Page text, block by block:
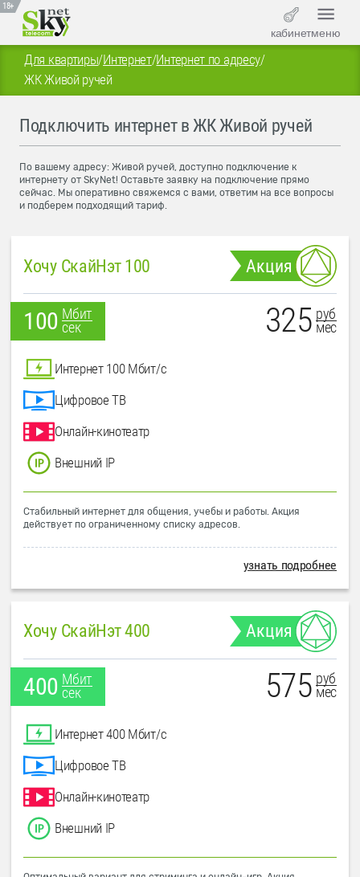
18+
кабинетменю
Для квартиры/Интернет/Интернет по адресу/
ЖК Живой ручей
Подключить интернет в ЖК Живой ручей
По вашему адресу: Живой ручей, доступно подключение к
интернету от SkyNet! Оставьте заявку на подключение прямо
сейчас. Мы оперативно свяжемся с вами, ответим на все вопросы
и подберем подходящий тариф.
Хочу СкайНэт 100 Акция
100 Мбит
сек
325 руб
мес
Интернет 100 Мбит/с
Цифровое ТВ
Онлайн-кинотеатр
Внешний IP
Стабильный интернет для общения, учебы и работы. Акция
действует по ограниченному списку адресов.
узнать подробнее
Хочу СкайНэт 400 Акция
400 Мбит
сек
575 руб
мес
Интернет 400 Мбит/с
Цифровое ТВ
Онлайн-кинотеатр
Внешний IP